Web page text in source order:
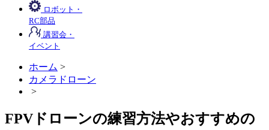
ロボット・
RC部品
講習会・
イベント
ホーム >
カメラドローン
>
FPVドローンの練習方法やおすすめの